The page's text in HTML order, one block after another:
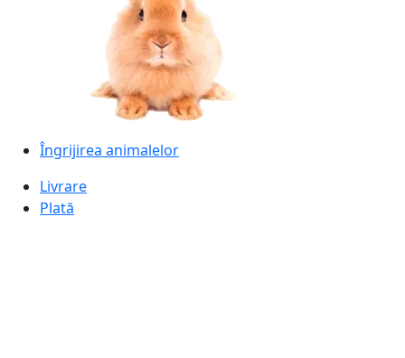
Îngrijirea animalelor
Livrare
Plată